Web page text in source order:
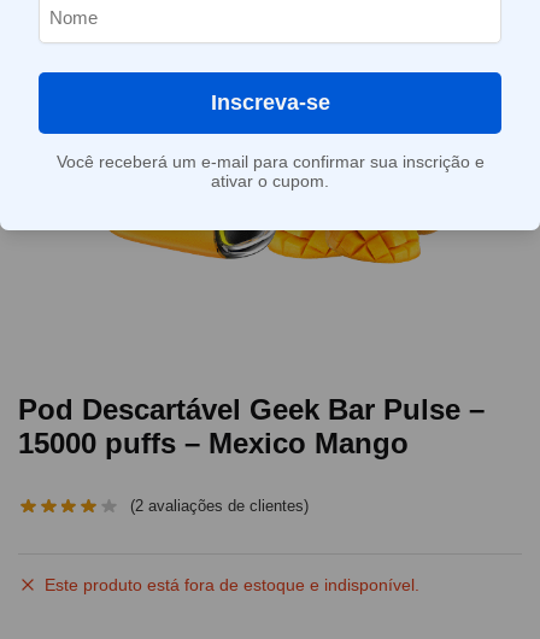
Pod Descartável Geek Bar Pulse –
15000 puffs – Mexico Mango
(2 avaliações de clientes)
Este produto está fora de estoque e indisponível.
Inscreva-se
Você receberá um e-mail para confirmar sua inscrição e
ativar o cupom.